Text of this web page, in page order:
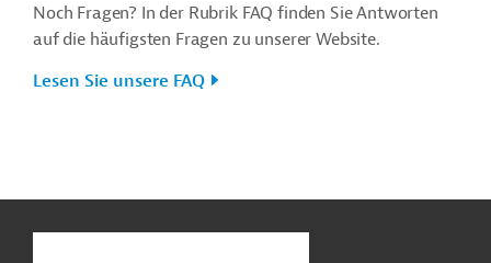
Noch Fragen? In der Rubrik FAQ finden Sie Antworten
auf die häufigsten Fragen zu unserer Website.
Lesen Sie unsere FAQ